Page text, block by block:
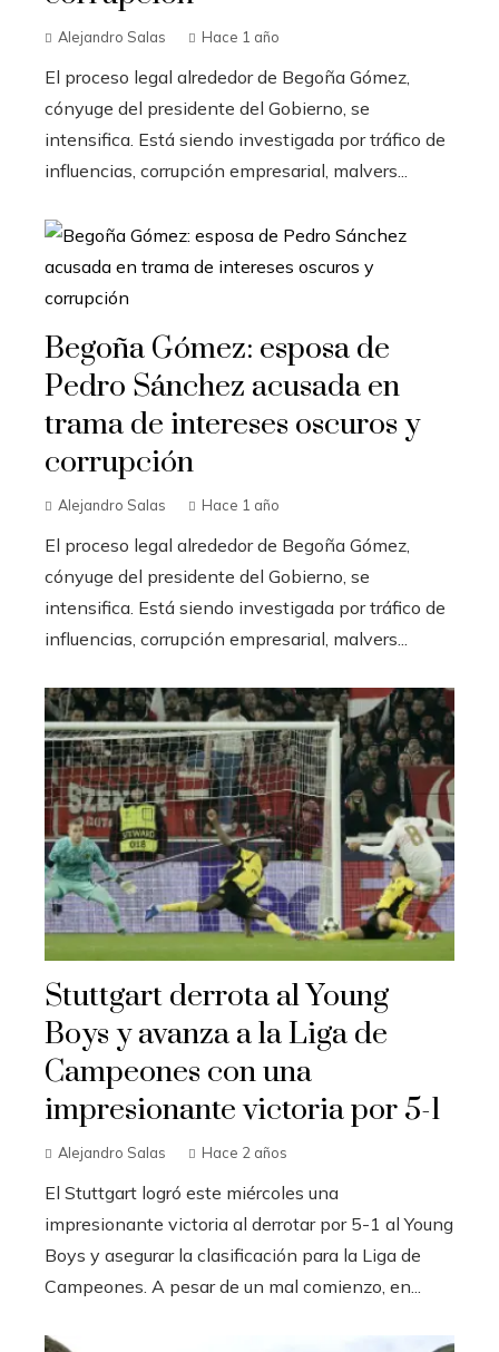
Alejandro Salas Hace 1 año
El proceso legal alrededor de Begoña Gómez,
cónyuge del presidente del Gobierno, se
intensifica. Está siendo investigada por tráfico de
influencias, corrupción empresarial, malvers...
Begoña Gómez: esposa de
Pedro Sánchez acusada en
trama de intereses oscuros y
corrupción
Alejandro Salas Hace 1 año
El proceso legal alrededor de Begoña Gómez,
cónyuge del presidente del Gobierno, se
intensifica. Está siendo investigada por tráfico de
influencias, corrupción empresarial, malvers...
Stuttgart derrota al Young
Boys y avanza a la Liga de
Campeones con una
impresionante victoria por 5-1
Alejandro Salas Hace 2 años
El Stuttgart logró este miércoles una
impresionante victoria al derrotar por 5-1 al Young
Boys y asegurar la clasificación para la Liga de
Campeones. A pesar de un mal comienzo, en...